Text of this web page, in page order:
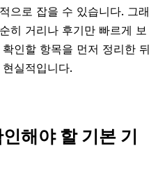
으로 잡을 수 있습니다. 그래
히 거리나 후기만 빠르게 보
인할 항목을 먼저 정리한 뒤
실적입니다.
해야 할 기본 기